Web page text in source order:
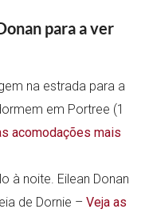
para a ver
na estrada para a
em Portree (1
acomodações mais
à noite. Eilean Donan
de Dornie –Veja as